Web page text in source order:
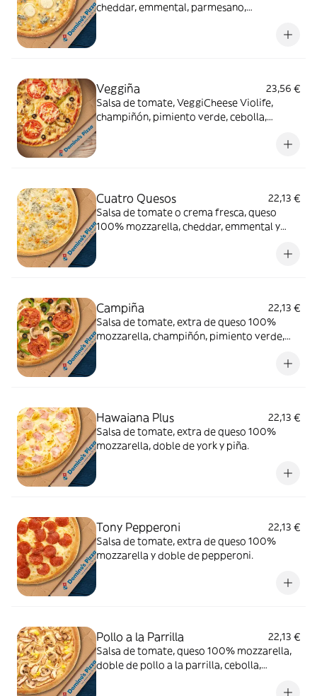
cheddar, emmental, parmesano,
Veggiña
23,56 €
Salsa de tomate, VeggiCheese Violife,
champiñón, pimiento verde, cebolla,
Cuatro Quesos
22,13 €
Salsa de tomate o crema fresca, queso
100% mozzarella, cheddar, emmental y
Campiña
22,13 €
Salsa de tomate, extra de queso 100%
mozzarella, champiñón, pimiento verde,
Hawaiana Plus
22,13 €
Salsa de tomate, extra de queso 100%
mozzarella, doble de york y piña.
Tony Pepperoni
22,13 €
Salsa de tomate, extra de queso 100%
mozzarella y doble de pepperoni.
Pollo a la Parrilla
22,13 €
Salsa de tomate, queso 100% mozzarella,
doble de pollo a la parrilla, cebolla,